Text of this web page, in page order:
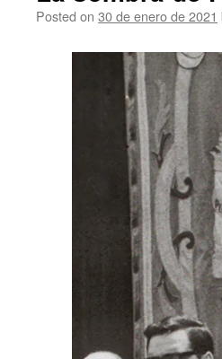
Posted on 30 de enero de 2021